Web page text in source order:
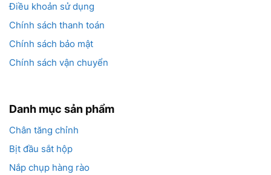
Điều khoản sử dụng
Chính sách thanh toán
Chính sách bảo mật
Chính sách vận chuyển
Danh mục sản phẩm
Chân tăng chỉnh
Bịt đầu sắt hộp
Nắp chụp hàng rào